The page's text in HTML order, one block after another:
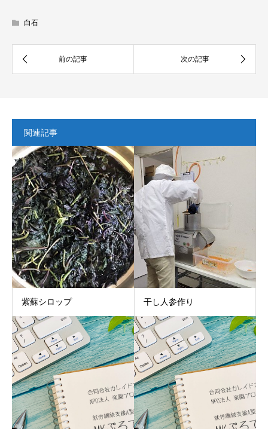
白石
関連記事
紫蘇シロップ 干し人参作り